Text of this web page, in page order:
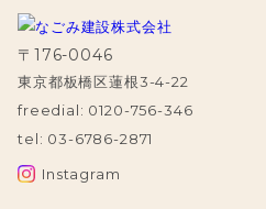
〒176-0046
東京都板橋区蓮根3-4-22
freedial: 0120-756-346
tel: 03-6786-2871
Instagram